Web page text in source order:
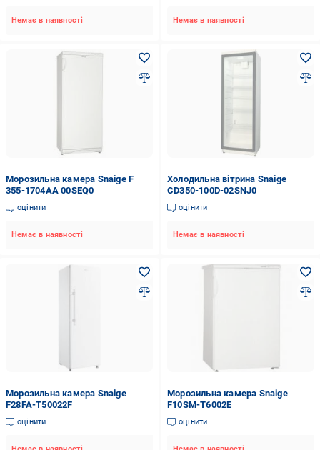
Немає в наявності Немає в наявності
Морозильна камера Snaige F
355-1704AA 00SEQ0
оцінити
Немає в наявності
Холодильна вітрина Snaige
CD350-100D-02SNJ0
оцінити
Немає в наявності
Морозильна камера Snaige
F28FA-T50022F
оцінити
Морозильна камера Snaige
F10SM-T6002E
оцінити